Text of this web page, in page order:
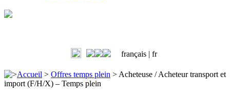
français | fr
>Accueil > Offres temps plein > Acheteuse / Acheteur transport et
import (F/H/X) – Temps plein